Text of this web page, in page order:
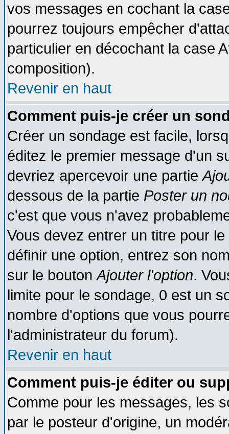
vos messages en cochant la
pourrez toujours empêcher
particulier en décochant la case
composition).
Revenir en haut
Comment puis-je créer un
Créer un sondage est facile,
éditez le premier message d'un
devriez apercevoir une partie
dessous de la partie Poster un
c'est que vous n'avez
Vous devez entrer un titre pour
définir une option, entrez son
sur le boutonAjouter l'option.
limite pour le sondage, 0 est un
nombre d'options que vous
l'administrateur du forum).
Revenir en haut
Comment puis-je éditer ou
Comme pour les messages, les
par le posteur d'origine, un